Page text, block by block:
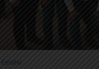
Estatal